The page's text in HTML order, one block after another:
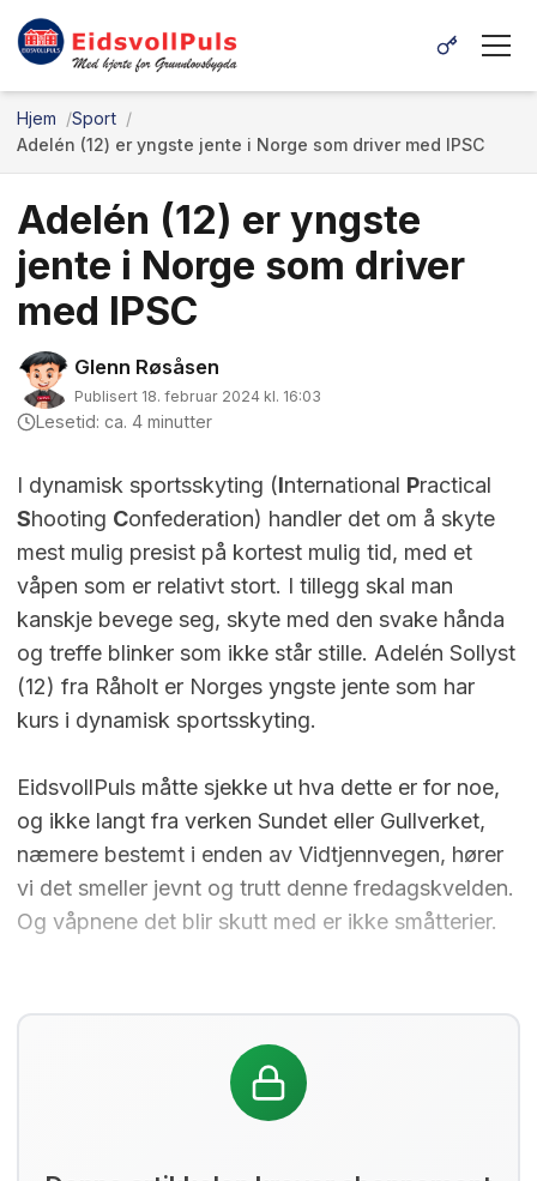
Hjem
Sport
Adelén (12) er yngste jente i Norge som driver med IPSC
Adelén (12) er yngste
jente i Norge som driver
med IPSC
Glenn Røsåsen
Publisert 18. februar 2024 kl. 16:03
Lesetid: ca. 4 minutter
I dynamisk sportsskyting (International Practical
Shooting Confederation) handler det om å skyte
mest mulig presist på kortest mulig tid, med et
våpen som er relativt stort. I tillegg skal man
kanskje bevege seg, skyte med den svake hånda
og treffe blinker som ikke står stille. Adelén Sollyst
(12) fra Råholt er Norges yngste jente som har
kurs i dynamisk sportsskyting.
EidsvollPuls måtte sjekke ut hva dette er for noe,
og ikke langt fra verken Sundet eller Gullverket,
næmere bestemt i enden av Vidtjennvegen, hører
vi det smeller jevnt og trutt denne fredagskvelden.
Og våpnene det blir skutt med er ikke småtterier.